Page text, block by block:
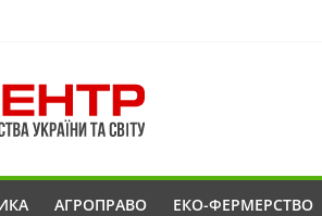
АГРОПРАВО ЕКО-ФЕРМЕРСТВО